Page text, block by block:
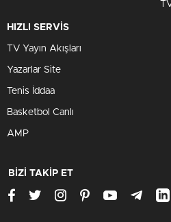
HIZLI SERVİS
TV Yayın Akışları
Yazarlar Site
Tenis İddaa
Basketbol Canlı
AMP
BİZİ TAKİP ET